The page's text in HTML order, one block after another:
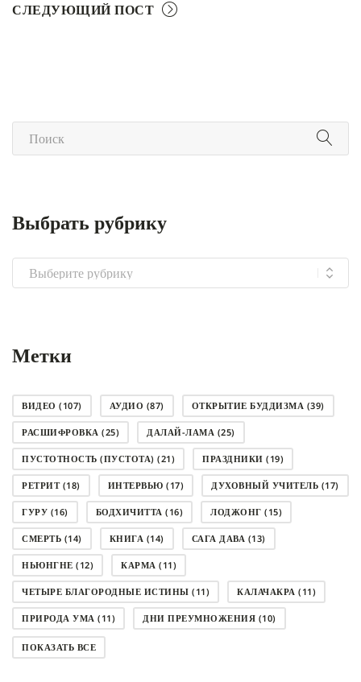
СЛЕДУЮЩИЙ ПОСТ
Выбрать рубрику
Выбрать
рубрику
Метки
ВИДЕО (107) АУДИО (87) ОТКРЫТИЕ БУДДИЗМА (39)
РАСШИФРОВКА (25) ДАЛАЙ-ЛАМА (25)
ПУСТОТНОСТЬ (ПУСТОТА) (21) ПРАЗДНИКИ (19)
РЕТРИТ(18) ИНТЕРВЬЮ (17) ДУХОВНЫЙ УЧИТЕЛЬ (17)
ГУРУ (16) БОДХИЧИТТА (16) ЛОДЖОНГ (15)
СМЕРТЬ (14) КНИГА (14) САГА ДАВА (13)
НЬЮНГНЕ (12) КАРМА (11)
ЧЕТЫРЕ БЛАГОРОДНЫЕ ИСТИНЫ (11) КАЛАЧАКРА (11)
ПРИРОДА УМА (11) ДНИ ПРЕУМНОЖЕНИЯ (10)
СОВЕТ(10)
ПОКАЗАТЬ ВСЕ